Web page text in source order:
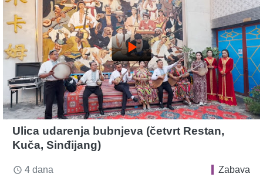
play_arrow
Ulica udarenja bubnjeva (četvrt Restan,
Kuča, Sinđijang)
access_time 4 dana Zabava